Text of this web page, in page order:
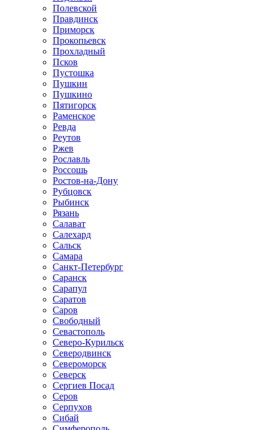
Полевской
Правдинск
Приморск
Прокопьевск
Прохладный
Псков
Пустошка
Пушкин
Пушкино
Пятигорск
Раменское
Ревда
Реутов
Ржев
Рославль
Россошь
Ростов-на-Дону
Рубцовск
Рыбинск
Рязань
Салават
Салехард
Сальск
Самара
Санкт-Петербург
Саранск
Сарапул
Саратов
Саров
Свободный
Севастополь
Северо-Курильск
Северодвинск
Североморск
Северск
Сергиев Посад
Серов
Серпухов
Сибай